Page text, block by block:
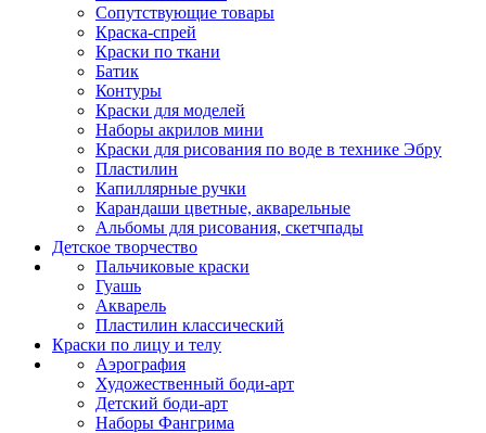
Сопутствующие товары
Краска-спрей
Краски по ткани
Батик
Контуры
Краски для моделей
Наборы акрилов мини
Краски для рисования по воде в технике Эбру
Пластилин
Капиллярные ручки
Карандаши цветные, акварельные
Альбомы для рисования, скетчпады
Детское творчество
Пальчиковые краски
Гуашь
Акварель
Пластилин классический
Краски по лицу и телу
Аэрография
Художественный боди-арт
Детский боди-арт
Наборы Фангрима